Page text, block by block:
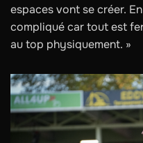
espaces vont se créer.
compliqué car tout est
au top physiquement. »